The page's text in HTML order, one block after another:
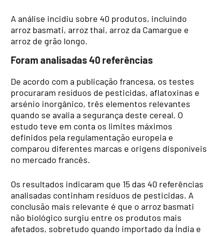
A análise incidiu sobre 40 produtos, incluindo
arroz basmati, arroz thai, arroz da Camargue e
arroz de grão longo.
Foram analisadas 40 referências
De acordo com a publicação francesa, os testes
procuraram resíduos de pesticidas, aflatoxinas e
arsénio inorgânico, três elementos relevantes
quando se avalia a segurança deste cereal. O
estudo teve em conta os limites máximos
definidos pela regulamentação europeia e
comparou diferentes marcas e origens disponíveis
no mercado francês.
Os resultados indicaram que 15 das 40 referências
analisadas continham resíduos de pesticidas. A
conclusão mais relevante é que o arroz basmati
não biológico surgiu entre os produtos mais
afetados, sobretudo quando importado da Índia e